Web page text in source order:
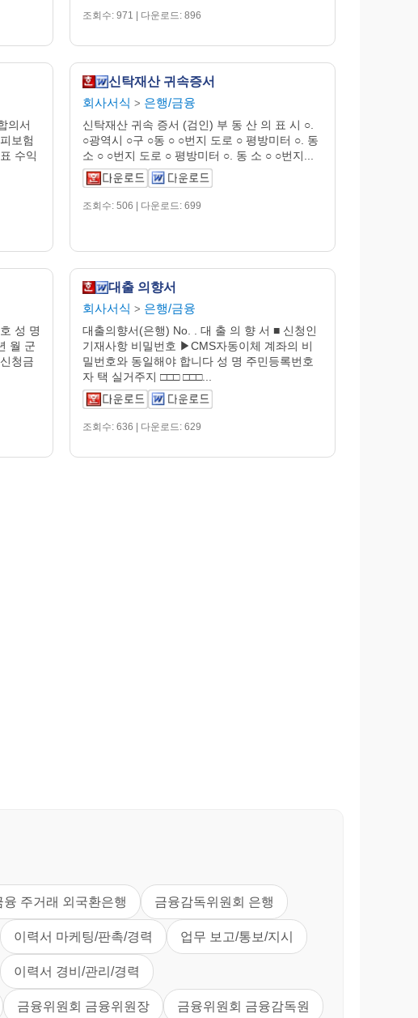
조회수: 971 | 다운로드: 896
의서
보험
수익
신탁재산 귀속증서
회사서식 > 은행/금융
신탁재산 귀속 증서 (검인) 부 동 산 의 표 시 ○.
○광역시 ○구 ○동 ○ ○번지 도로 ○ 평방미터 ○. 동
소 ○ ○번지 도로 ○ 평방미터 ○. 동 소 ○ ○번지...
조회수: 506 | 다운로드: 699
성 명
월 군
청금
대출 의향서
회사서식 > 은행/금융
대출의향서(은행) No. . 대 출 의 향 서 ■ 신청인
기재사항 비밀번호 ▶CMS자동이체 계좌의 비
밀번호와 동일해야 합니다 성 명 주민등록번호
자 택 실거주지 □□□ □□□...
조회수: 636 | 다운로드: 629
융 주거래 외국환은행 금융감독위원회 은행
이력서 마케팅/판촉/경력 업무 보고/통보/지시
이력서 경비/관리/경력
금융위원회 금융위원장 금융위원회 금융감독원